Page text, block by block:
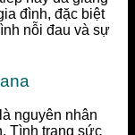
đình, đặc biệt
nỗi đau và sự
nguyên nhân
Tình trạng sức